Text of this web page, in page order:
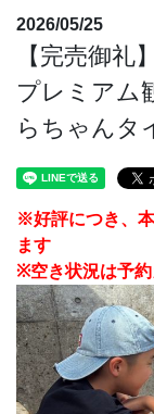
2026/05/25
【完売御礼
プレミアム
らちゃんタ
※好評につき、
ます
※空き状況は予